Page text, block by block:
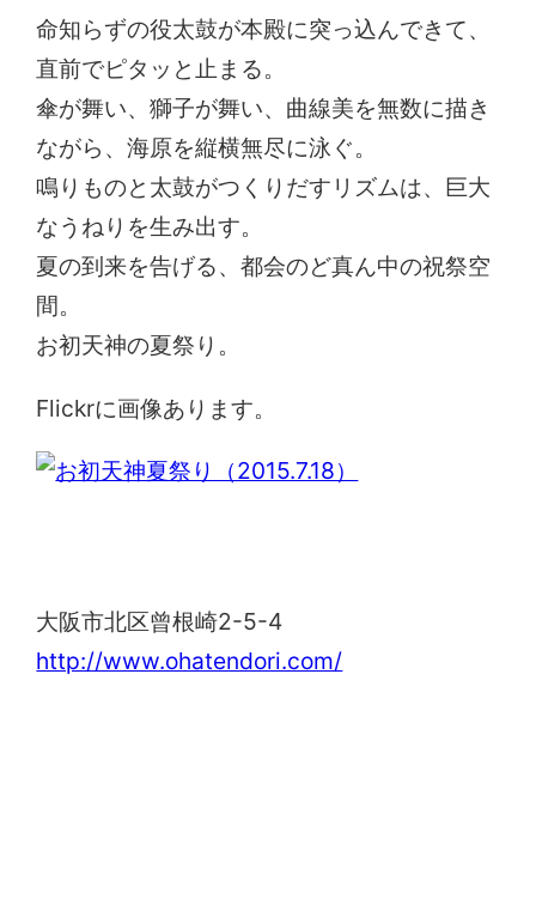
命知らずの役太鼓が本殿に突っ込んできて、
直前でピタッと止まる。
傘が舞い、獅子が舞い、曲線美を無数に描き
ながら、海原を縦横無尽に泳ぐ。
鳴りものと太鼓がつくりだすリズムは、巨大
なうねりを生み出す。
夏の到来を告げる、都会のど真ん中の祝祭空
間。
お初天神の夏祭り。
Flickrに画像あります。
大阪市北区曾根崎2-5-4
http://www.ohatendori.com/